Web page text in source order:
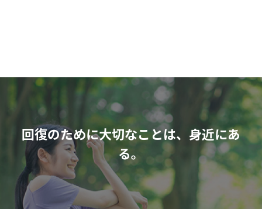
回復のために大切なことは、身近にあ
る。